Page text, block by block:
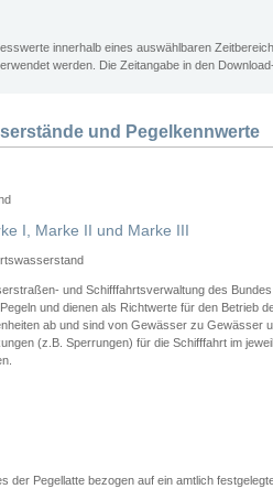
innerhalb eines auswählbaren
werden. Die Zeitangabe in den
und Pegelkennwerte
I, Marke II und Marke III
und Schifffahrtsverwaltung des
und dienen als Richtwerte für den Betrieb
ab und sind von Gewässer zu
(z.B. Sperrungen) für die Schifffahrt im
der Pegellatte bezogen auf ein amtlich